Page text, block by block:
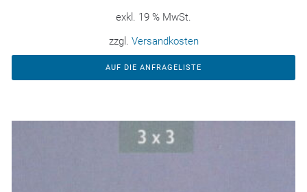
exkl. 19 % MwSt.
zzgl. Versandkosten
AUF DIE ANFRAGELISTE